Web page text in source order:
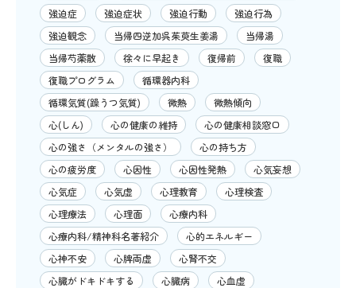
強迫症
強迫症状 強迫行動
強迫行為
強迫観念
当帰四逆加呉茱萸生姜湯
当帰湯
当帰芍薬散
徐々に早起き 復帰前
復職
復職プログラム
循環器内科
循環気質(躁うつ気質)
微熱
微熱傾向
心(しん)
心の健康の維持
心の健康相談窓口
心の強さ（メンタルの強さ）
心の持ち方
心の疲労度
心因性 心因性発熱
心気妄想
心気症
心気虚 心理教育
心理検査
心理療法
心理面
心療内科
心療内科/精神科名著紹介
心的エネルギー
心神不安
心脾両虚
心腎不交
心臓がドキドキする
心臓病
心血虚